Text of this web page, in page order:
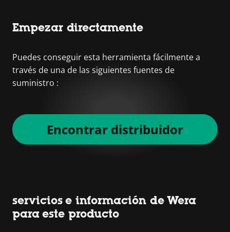
Empezar directamente
Puedes conseguir esta herramienta fácilmente a
través de una de las siguientes fuentes de
suministro :
Encontrar distribuidor
servicios e información de Wera
para este producto